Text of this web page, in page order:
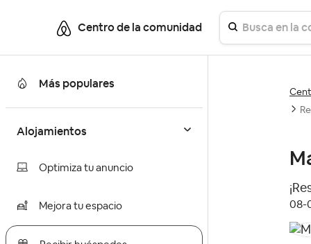
Centro de la comunidad
Más populares
Alojamientos
Optimiza tu anuncio
Mejora tu espacio ‎08-